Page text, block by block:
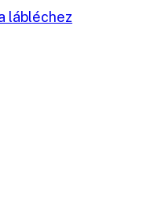
lábléchez